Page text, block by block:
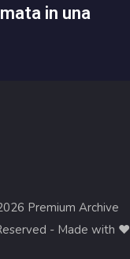
in una
Premium Archive
- Made with ❤︎